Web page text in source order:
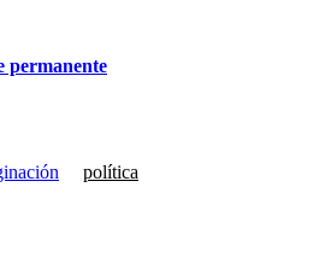
permanente
política